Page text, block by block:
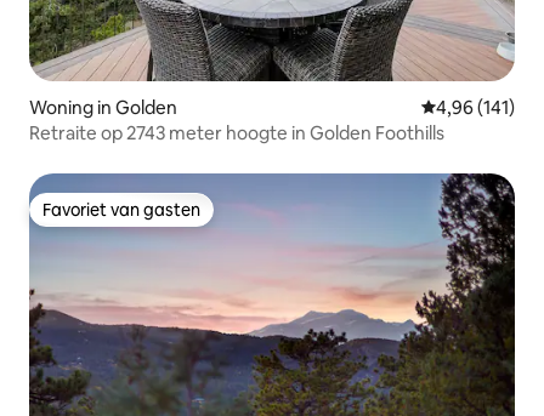
Woning in Golden Gemiddelde
4,96 (141)
Retraite op 2743 meter hoogte in Golden Foothills
Favoriet van gasten
Favoriet van gasten